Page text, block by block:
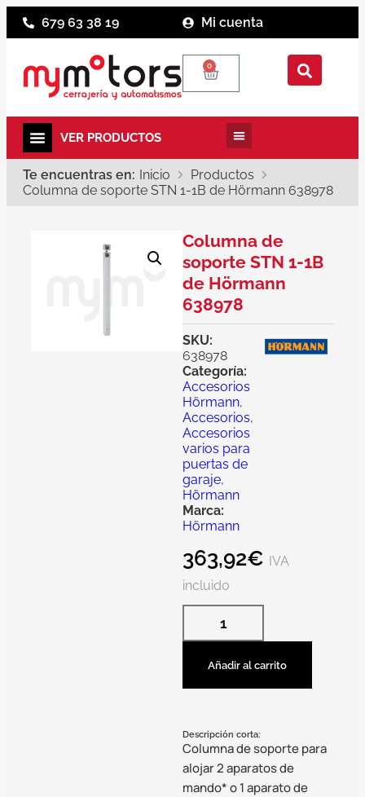
679 63 38 19 Mi cuenta
0
Te encuentras en: Inicio
Productos
Columna de soporte STN 1-1B de Hörmann 638978
Columna de
soporte STN 1-1B
de Hörmann
638978
SKU:
638978
Categoría:
Accesorios
Hörmann,
Accesorios,
Accesorios
varios para
puertas de
garaje,
Hörmann
Marca:
Hörmann
363,92€ IVA
incluido
Añadir al carrito
Descripción corta:
Columna de soporte para
alojar 2 aparatos de
mando* o 1 aparato de